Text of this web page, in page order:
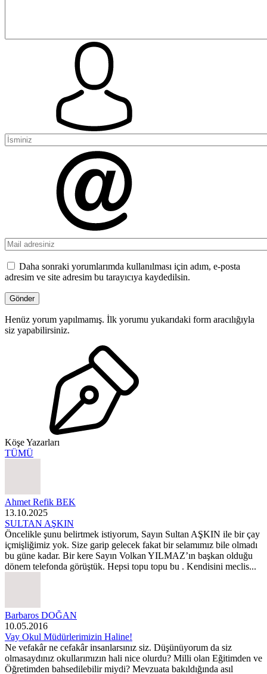
Daha sonraki yorumlarımda kullanılması için adım, e-posta
adresim ve site adresim bu tarayıcıya kaydedilsin.
Henüz yorum yapılmamış. İlk yorumu yukarıdaki form aracılığıyla
siz yapabilirsiniz.
Köşe Yazarları
TÜMÜ
Ahmet Refik BEK
13.10.2025
SULTAN AŞKIN
Öncelikle şunu belirtmek istiyorum, Sayın Sultan AŞKIN ile bir çay
içmişliğimiz yok. Size garip gelecek fakat bir selamımız bile olmadı
bu güne kadar. Bir kere Sayın Volkan YILMAZ’ın başkan olduğu
dönem telefonda görüştük. Hepsi topu topu bu . Kendisini meclis...
Barbaros DOĞAN
10.05.2016
Vay Okul Müdürlerimizin Haline!
Ne vefakâr ne cefakâr insanlarsınız siz. Düşünüyorum da siz
olmasaydınız okullarımızın hali nice olurdu? Milli olan Eğitimden ve
Öğretimden bahsedilebilir miydi? Mevzuata bakıldığında asıl